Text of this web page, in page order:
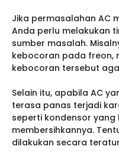
Jika permasalahan AC
Anda perlu melakukan
sumber masalah.
kebocoran pada freon,
kebocoran tersebut
Selain itu, apabila AC
terasa panas terjadi
seperti kondensor
membersihkannya.
dilakukan secara